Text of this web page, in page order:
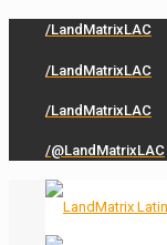
/LandMatrixLAC
/LandMatrixLAC
/LandMatrixLAC
/@LandMatrixLAC